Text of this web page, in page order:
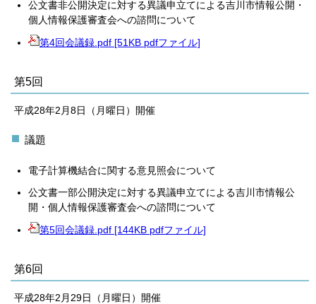
公文書非公開決定に対する異議申立てによる吉川市情報公開・
個人情報保護審査会への諮問について
第4回会議録.pdf [51KB pdfファイル]
第5回
平成28年2月8日（月曜日）開催
議題
電子計算機結合に関する意見照会について
公文書一部公開決定に対する異議申立てによる吉川市情報公
開・個人情報保護審査会への諮問について
第5回会議録.pdf [144KB pdfファイル]
第6回
平成28年2月29日（月曜日）開催